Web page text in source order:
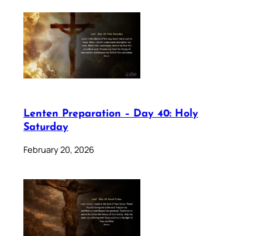
Lenten Preparation – Day 40: Holy
Saturday
February 20, 2026